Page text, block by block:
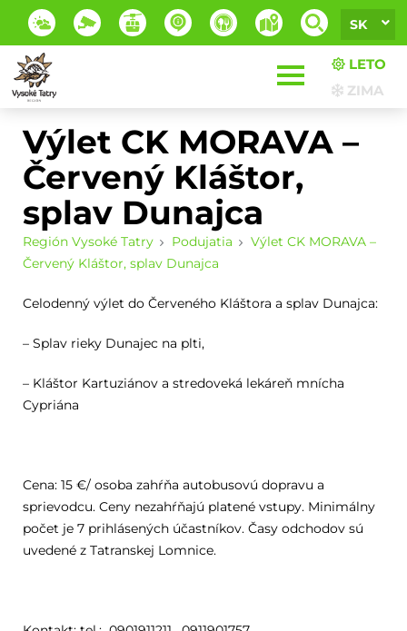
SK
LETO
ZIMA
Výlet CK MORAVA –
Červený Kláštor,
splav Dunajca
Región Vysoké Tatry Podujatia
Výlet CK MORAVA –
Červený Kláštor, splav Dunajca
Celodenný výlet do Červeného Kláštora a splav Dunajca:
– Splav rieky Dunajec na plti,
– Kláštor Kartuziánov a stredoveká lekáreň mnícha
Cypriána
Cena: 15 €/ osoba zahŕňa autobusovú dopravu a
sprievodcu. Ceny nezahŕňajú platené vstupy. Minimálny
počet je 7 prihlásených účastníkov. Časy odchodov sú
uvedené z Tatranskej Lomnice.